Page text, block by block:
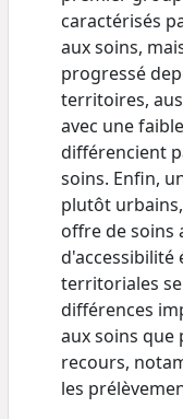
caractérisés
aux soins,
progressé
territoires,
avec une
différencient
soins. Enfin,
plutôt
offre de soins
d'accessibilité
territoriales
différences
aux soins que
recours,
les